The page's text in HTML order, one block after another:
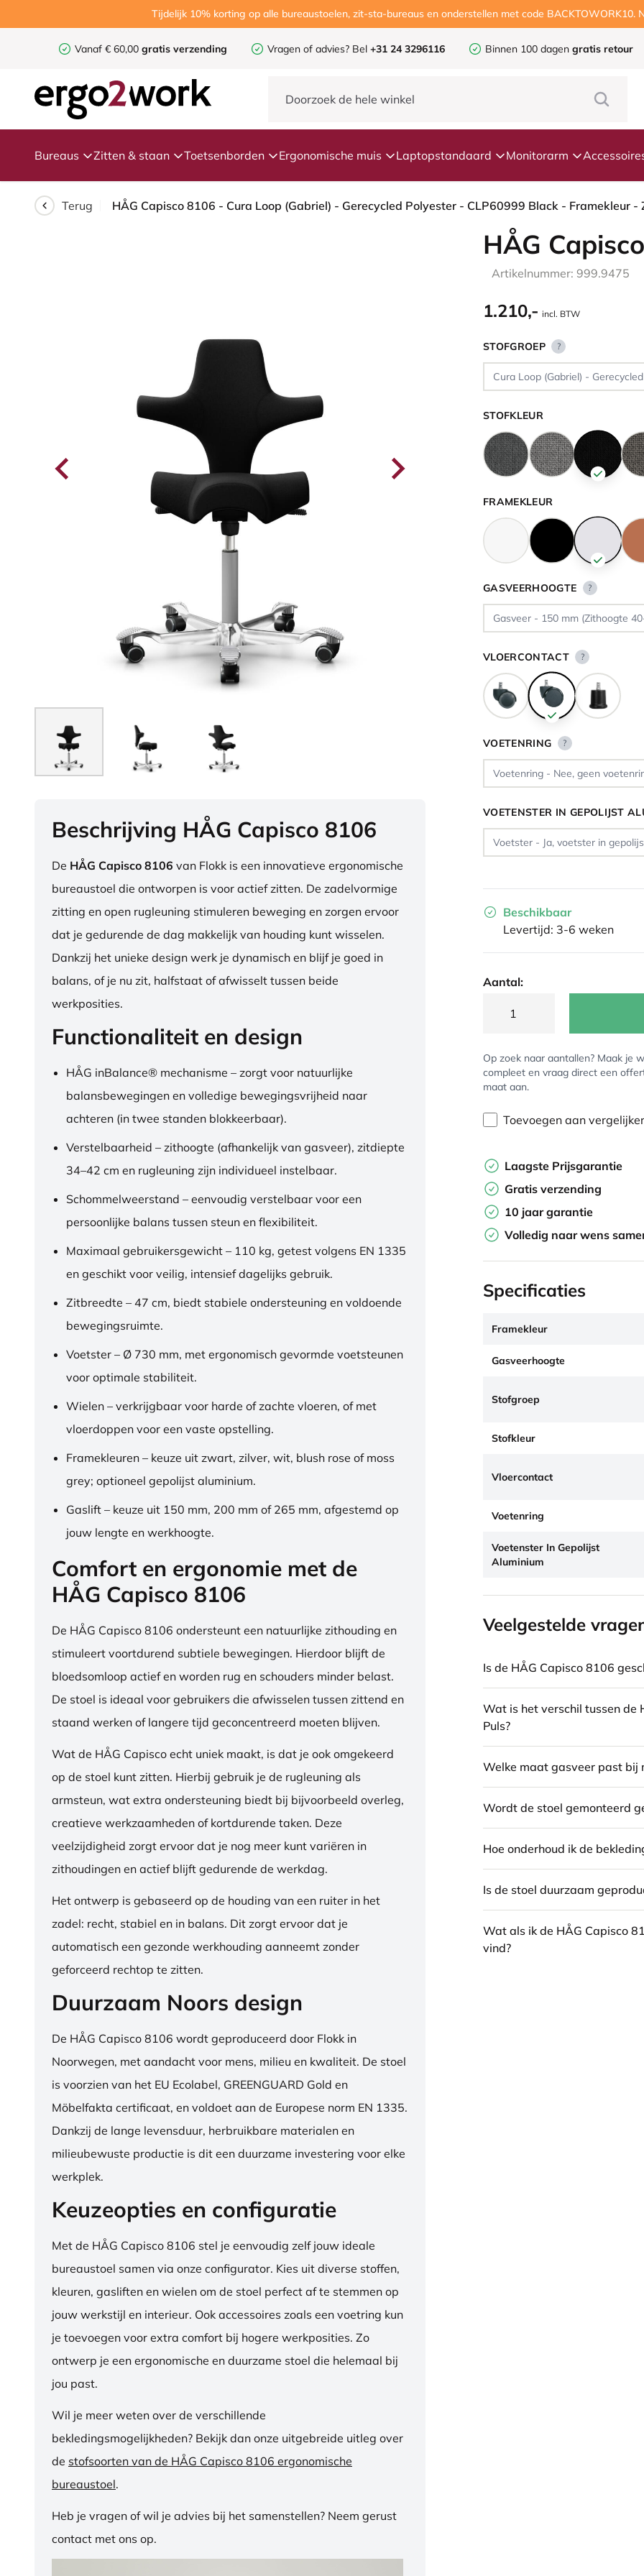
Tijdelijk 10% korting op alle bureaustoelen, zit-sta-bureaus en onderstellen met code BACKTOWORK10.
Vanaf € 60,00 gratis verzending Vragen of advies? Bel +31 24 3296116 Binnen 100 dagen gratis retour
Bureaus Zitten & staan Toetsenborden Ergonomische muis Laptopstandaard Monitorarm
Terug
Beschrijving HÅG Capisco 8106
De HÅG Capisco 8106 van Flokk is een innovatieve ergonomische
bureaustoel die ontworpen is voor actief zitten. De zadelvormige
zitting en open rugleuning stimuleren beweging en zorgen ervoor
dat je gedurende de dag makkelijk van houding kunt wisselen.
Dankzij het unieke design werk je dynamisch en blijf je goed in
balans, of je nu zit, halfstaat of afwisselt tussen beide
werkposities.
Functionaliteit en design
HÅG inBalance® mechanisme – zorgt voor natuurlijke
balansbewegingen en volledige bewegingsvrijheid naar
achteren (in twee standen blokkeerbaar).
Verstelbaarheid – zithoogte (afhankelijk van gasveer), zitdiepte
34–42 cm en rugleuning zijn individueel instelbaar.
Schommelweerstand – eenvoudig verstelbaar voor een
persoonlijke balans tussen steun en flexibiliteit.
Maximaal gebruikersgewicht – 110 kg, getest volgens EN 1335
en geschikt voor veilig, intensief dagelijks gebruik.
Zitbreedte – 47 cm, biedt stabiele ondersteuning en voldoende
bewegingsruimte.
Voetster – Ø 730 mm, met ergonomisch gevormde voetsteunen
voor optimale stabiliteit.
Wielen – verkrijgbaar voor harde of zachte vloeren, of met
vloerdoppen voor een vaste opstelling.
Framekleuren – keuze uit zwart, zilver, wit, blush rose of moss
grey; optioneel gepolijst aluminium.
Gaslift – keuze uit 150 mm, 200 mm of 265 mm, afgestemd op
jouw lengte en werkhoogte.
Comfort en ergonomie met de
HÅG Capisco 8106
De HÅG Capisco 8106 ondersteunt een natuurlijke zithouding en
stimuleert voortdurend subtiele bewegingen. Hierdoor blijft de
bloedsomloop actief en worden rug en schouders minder belast.
De stoel is ideaal voor gebruikers die afwisselen tussen zittend en
staand werken of langere tijd geconcentreerd moeten blijven.
Wat de HÅG Capisco echt uniek maakt, is dat je ook omgekeerd
op de stoel kunt zitten. Hierbij gebruik je de rugleuning als
armsteun, wat extra ondersteuning biedt bij bijvoorbeeld overleg,
creatieve werkzaamheden of kortdurende taken. Deze
veelzijdigheid zorgt ervoor dat je nog meer kunt variëren in
zithoudingen en actief blijft gedurende de werkdag.
Het ontwerp is gebaseerd op de houding van een ruiter in het
zadel: recht, stabiel en in balans. Dit zorgt ervoor dat je
automatisch een gezonde werkhouding aanneemt zonder
geforceerd rechtop te zitten.
Duurzaam Noors design
De HÅG Capisco 8106 wordt geproduceerd door Flokk in
Noorwegen, met aandacht voor mens, milieu en kwaliteit. De stoel
is voorzien van het EU Ecolabel, GREENGUARD Gold en
Möbelfakta certificaat, en voldoet aan de Europese norm EN 1335.
Dankzij de lange levensduur, herbruikbare materialen en
milieubewuste productie is dit een duurzame investering voor elke
werkplek.
Keuzeopties en configuratie
Met de HÅG Capisco 8106 stel je eenvoudig zelf jouw ideale
bureaustoel samen via onze configurator. Kies uit diverse stoffen,
kleuren, gasliften en wielen om de stoel perfect af te stemmen op
jouw werkstijl en interieur. Ook accessoires zoals een voetring kun
je toevoegen voor extra comfort bij hogere werkposities. Zo
ontwerp je een ergonomische en duurzame stoel die helemaal bij
jou past.
Wil je meer weten over de verschillende
bekledingsmogelijkheden? Bekijk dan onze uitgebreide uitleg over
de stofsoorten van de HÅG Capisco 8106 ergonomische
bureaustoel.
Heb je vragen of wil je advies bij het samenstellen? Neem gerust
contact met ons op.
HÅG
Artikelnummer: 999.9475
1.210,- incl. BTW
STOFGROEP ?
STOFKLEUR
FRAMEKLEUR
GASVEERHOOGTE ?
VLOERCONTACT ?
VOETENRING ?
VOETENSTER IN GEPOLIJST
Beschikbaar
Levertijd: 3-6 weken
Aantal:
Op zoek naar aantallen? Maak je
compleet en vraag direct een
maat aan.
Toevoegen aan vergelijker
Laagste Prijsgarantie
Gratis verzending
10 jaar garantie
Volledig naar wens
Specificaties
Framekleur
Gasveerhoogte
Stofgroep
Stofkleur
Vloercontact
Voetenring
Voetenster In Gepolijst
Aluminium
Veelgestelde
Is de HÅG Capisco 8106
Wat is het verschil tussen de
Puls?
Welke maat gasveer past bij
Wordt de stoel gemonteerd
Hoe onderhoud ik de
Is de stoel duurzaam
Wat als ik de HÅG Capisco
vind?